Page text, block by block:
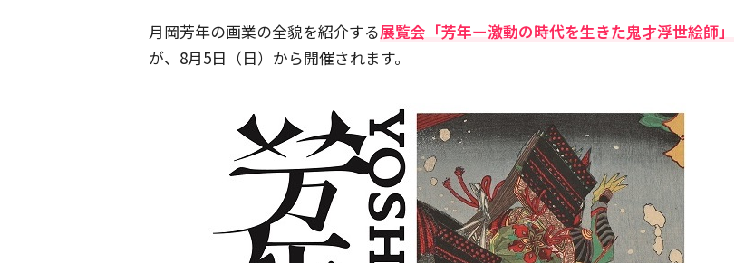
月岡芳年の画業の全貌を紹介する展覧会「芳年ー激動の時代を生きた鬼才浮世絵師」
が、8月5日（日）から開催されます。